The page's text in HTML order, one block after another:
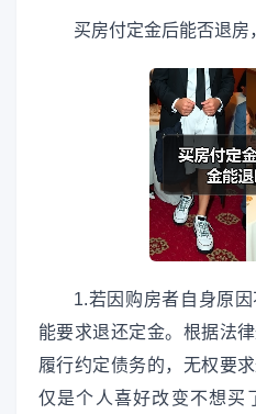
买房付定金后能否退房
1.若因购房者自身原
能要求退还定金。根据法
履行约定债务的，无权要
仅是个人喜好改变不想买